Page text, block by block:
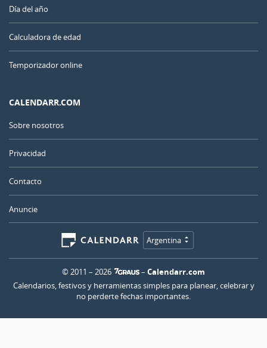
Día del año
Calculadora de edad
Temporizador online
CALENDARR.COM
Sobre nosotros
Privacidad
Contacto
Anuncie
Argentina
© 2011 – 2026 – Calendarr.com
Calendarios, festivos y herramientas simples para planear, celebrar y
no perderte fechas importantes.